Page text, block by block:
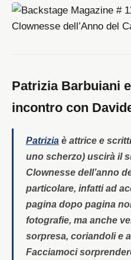
Patrizia Barbuiani
incontro con
Patriziaè attrice e
uno scherzo) uscirà il
Clownesse dell’anno
particolare, infatti ad
pagina dopo pagina
fotografie, ma anche
sorpresa, coriandoli e
Facciamoci